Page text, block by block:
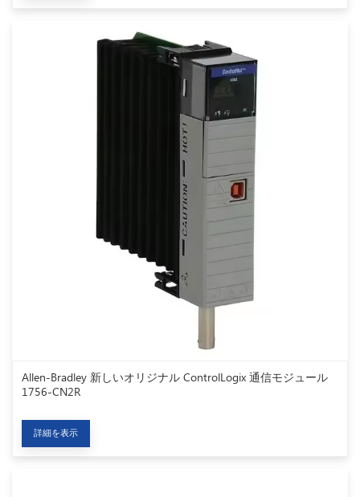
Allen-Bradley 新しいオリジナル ControlLogix 通信モジュール
1756-CN2R
詳細を表示